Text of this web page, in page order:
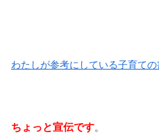
わたしが参考にしている子育て
ちょっと宣伝です。